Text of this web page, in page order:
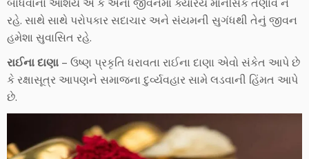
રહે. સાથે સાથે પરોપકાર સદાચાર અને સંયમની સુગંધથી તેનું જીવન
હમેશા સુવાસિત રહે.
રાઈના દાણા – ઉષ્ણ પ્રકૃતિ ધરાવતા રાઈના દાણા એવો સંકેત આપે છે
કે રક્ષાસૂત્ર આપણને સમાજના દુર્વ્યવહાર સામે લડવાની હિંમત આપે
છે.